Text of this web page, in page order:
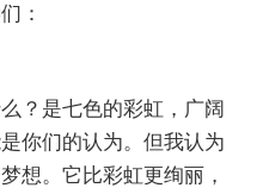
：
？是七色的彩虹，广阔
你们的认为。但我认为
想。它比彩虹更绚丽，